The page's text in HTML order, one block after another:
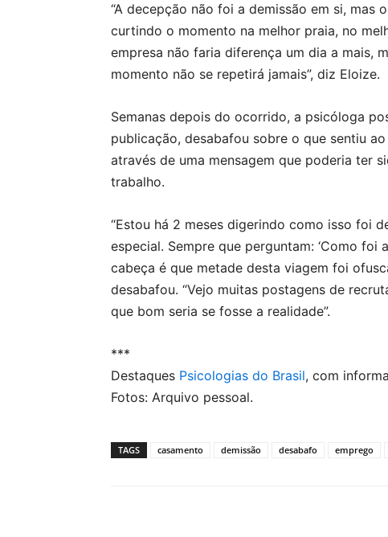
“A decepção não foi a demissão em si, mas
curtindo o momento na melhor praia, no
empresa não faria diferença um dia a mais,
momento não se repetirá jamais”, diz Eloize.
Semanas depois do ocorrido, a psicóloga
publicação, desabafou sobre o que sentiu
através de uma mensagem que poderia ter
trabalho.
“Estou há 2 meses digerindo como isso foi
especial. Sempre que perguntam: ‘Como foi
cabeça é que metade desta viagem foi
desabafou. “Vejo muitas postagens de
que bom seria se fosse a realidade”.
***
Destaques Psicologias do Brasil, com
Fotos: Arquivo pessoal.
TAGS casamento demissão desabafo emprego